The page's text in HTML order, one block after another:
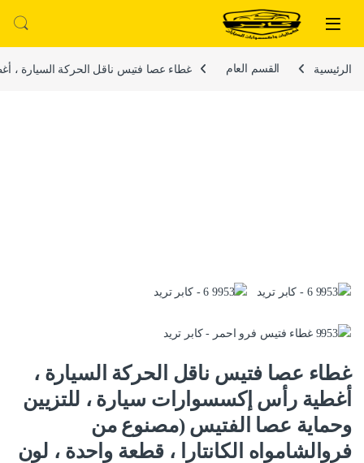
تخطي إلى المحتوى
الرئيسية القسم العام غطاء عصا فتيس ناقل الحركة السيارة ،
غطاء عصا فتيس ناقل الحركة السيارة ،
أغطية رأس إكسسوارات سيارة ، للتزيين
وحماية عصا الفتيس (مصنوع من
فروالشامواه الكانتارا ، قطعة واحدة ، لون